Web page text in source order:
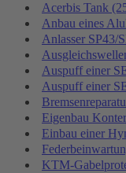
Acerbis Tank
Anbau eines
Anlasser SP43/
Auspuff einer
Auspuff einer
Eigenbau
Einbau einer
KTM-